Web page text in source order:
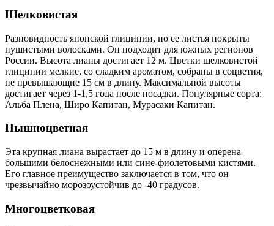
Шелковистая
Разновидность японской глицинии, но ее листья покрыты
пушистыми волосками. Он подходит для южных регионов
России. Высота лианы достигает 12 м. Цветки шелковистой
глицинии мелкие, со сладким ароматом, собраны в соцветия,
не превышающие 15 см в длину. Максимальной высоты
достигает через 1-1,5 года после посадки. Популярные сорта:
Альба Плена, Широ Капитан, Мурасаки Капитан.
Пышноцветная
Эта крупная лиана вырастает до 15 м в длину и оперена
большими белоснежными или сине-фиолетовыми кистями.
Его главное преимущество заключается в том, что он
чрезвычайно морозоустойчив до -40 градусов.
Многоцветковая